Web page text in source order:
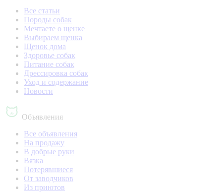
Все статьи
Породы собак
Мечтаете о щенке
Выбираем щенка
Щенок дома
Здоровье собак
Питание собак
Дрессировка собак
Уход и содержание
Новости
Объявления
Все объявления
На продажу
В добрые руки
Вязка
Потерявшиеся
От заводчиков
Из приютов